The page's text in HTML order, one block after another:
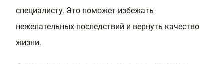
специалисту. Это поможет избежать
нежелательных последствий и вернуть качество
жизни.